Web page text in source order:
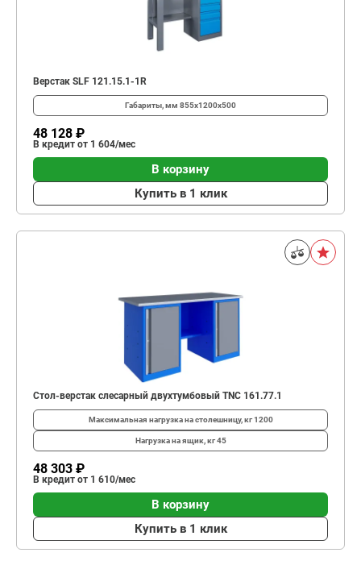
Верстак SLF 121.15.1-1R
Габариты, мм 855x1200x500
48 128 ₽
В кредит от 1 604/мес
В корзину
Купить в 1 клик
Стол-верстак слесарный двухтумбовый TNC 161.77.1
Максимальная нагрузка на столешницу, кг1200
Нагрузка на ящик, кг45
48 303 ₽
В кредит от 1 610/мес
В корзину
Купить в 1 клик